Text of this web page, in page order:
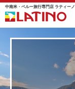
中南米・ペルー旅行専門店 ラティーノ